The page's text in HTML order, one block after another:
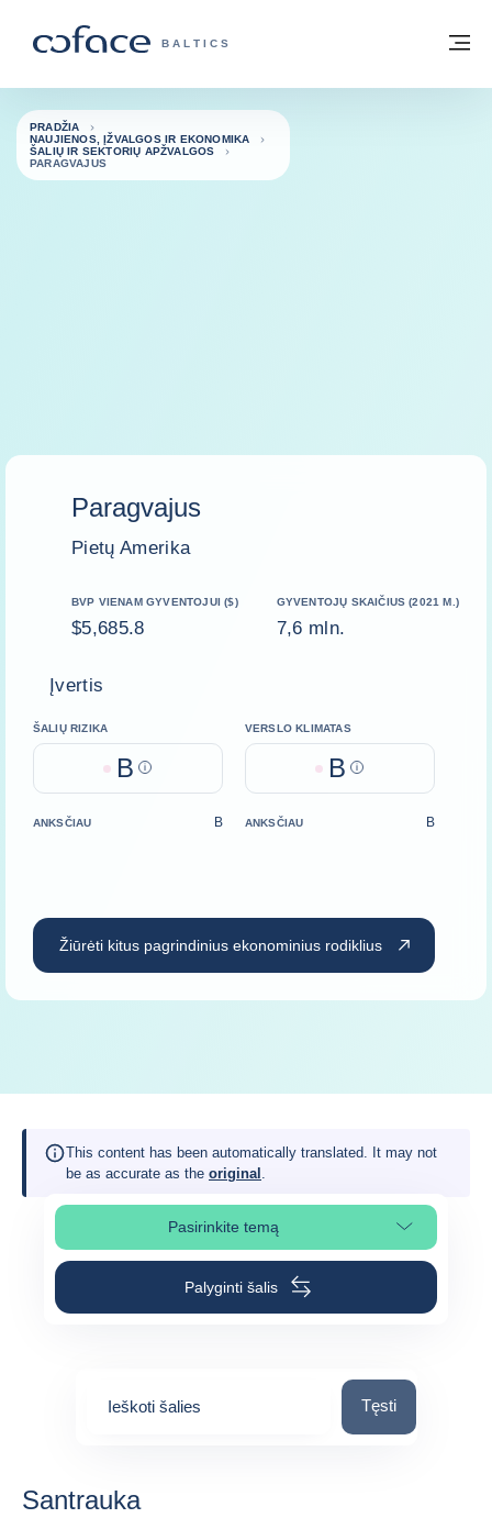
„COFACE“ FOR TRADE - GRUPĖS
BALTICS
Grįžti į pradžią
PRADŽIA
NAUJIENOS, ĮŽVALGOS IR EKONOMIKA
ŠALIŲ IR SEKTORIŲ APŽVALGOS
PARAGVAJUS
Paragvajus
Pietų Amerika
BVP VIENAM GYVENTOJUI ($)
$5,685.8
GYVENTOJŲ SKAIČIUS (2021 M.)
7,6 mln.
Įvertis
ŠALIŲ RIZIKA
B Help
VERSLO KLIMATAS
B Help
ANKSČIAU B ANKSČIAU B
Žiūrėti kitus pagrindinius ekonominius rodiklius
This content has been automatically translated. It may not
be as accurate as the original .
Pasirinkite temąPasirinkite puslapio skiltį
Palyginti šalis
Ieškoti šalies Ieškoti šalies
Tęsti
Santrauka